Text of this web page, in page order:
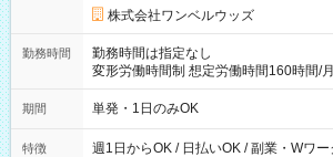
株式会社ワンベルウッズ
勤務時間
勤務時間は指定なし
変形労働時間制 想定労働時間160時間/月 【シフト例】 ・8：00
～21：00
期間 単発・1日のみOK
特徴
週1日からOK / 日払いOK / 副業・Wワ